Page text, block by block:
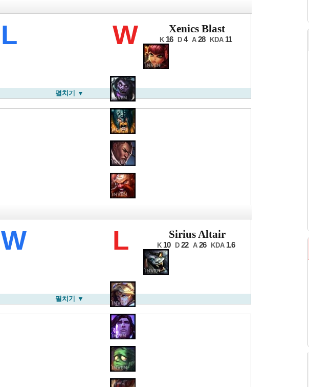
L W Xenics Blast
K 16 D 4 A 28 KDA 11
펼치기 ▼
W L Sirius Altair
K 10 D 22 A 26 KDA 1.6
펼치기 ▼